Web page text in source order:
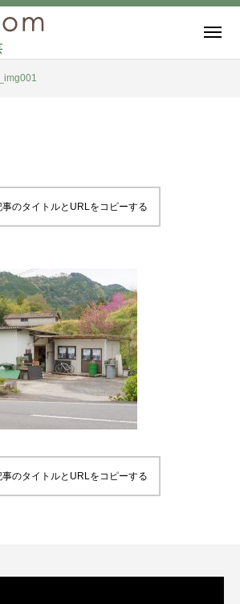
事のタイトルとURLをコピーする
事のタイトルとURLをコピーする